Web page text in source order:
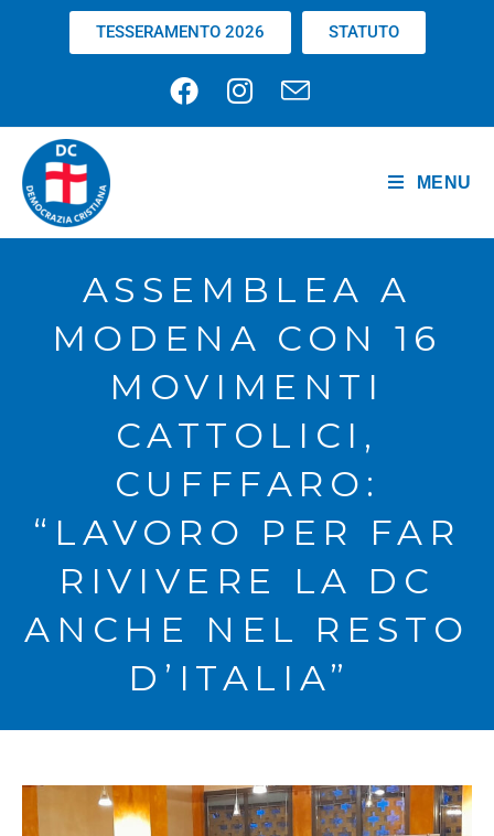
TESSERAMENTO 2026 STATUTO
MENU
ASSEMBLEA A
MODENA CON 16
MOVIMENTI
CATTOLICI,
CUFFFARO:
“LAVORO PER FAR
RIVIVERE LA DC
ANCHE NEL RESTO
D’ITALIA”